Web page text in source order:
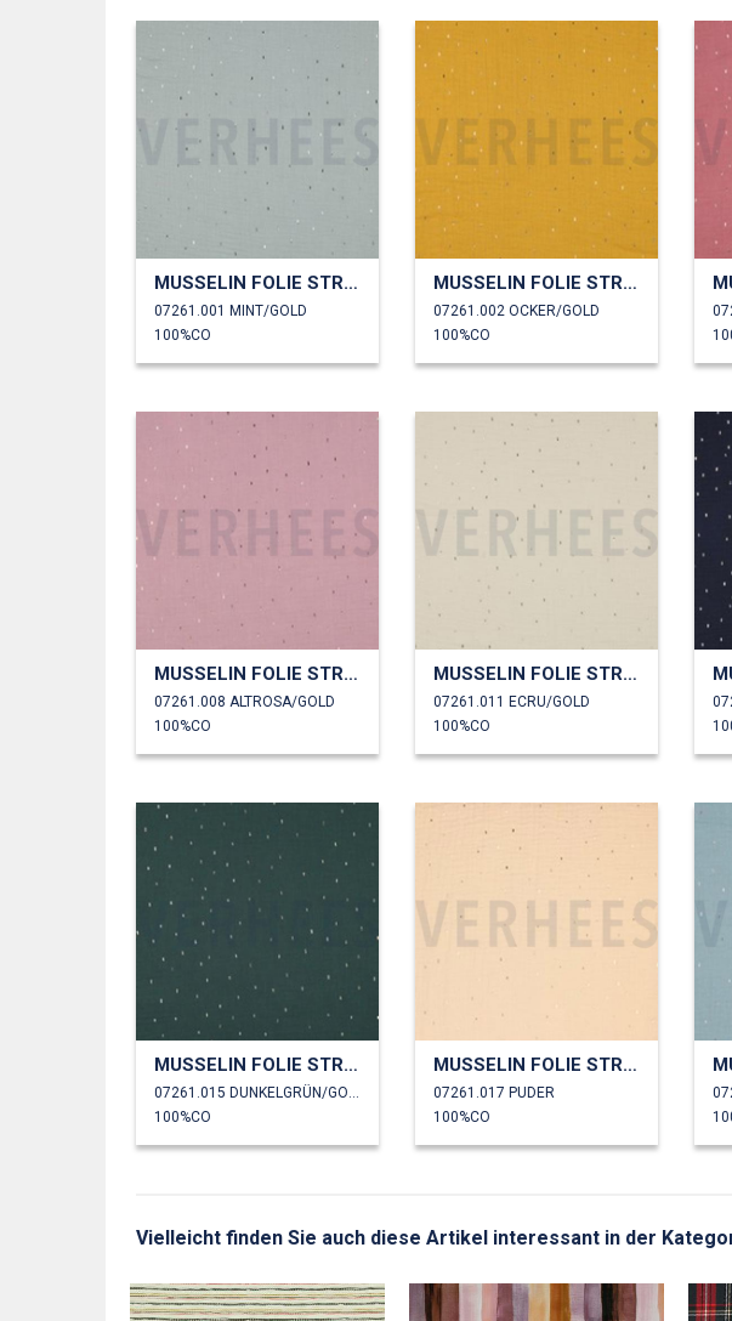
MUSSELIN FOLIE STREIFEN
07261.001 MINT/GOLD
100%CO
MUSSELIN FOLIE STREIFEN
07261.002 OCKER/GOLD
100%CO
MUSSELIN FOLIE STREIFEN
07261.008 ALTROSA/GOLD
100%CO
MUSSELIN FOLIE STREIFEN
07261.011 ECRU/GOLD
100%CO
MUSSELIN FOLIE STREIFEN
100%CO
MUSSELIN FOLIE STREIFEN
07261.017 PUDER
100%CO
Vielleicht finden Sie auch diese Artikel interessant in der